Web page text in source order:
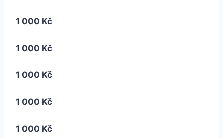
1 000 Kč
1 000 Kč
1 000 Kč
1 000 Kč
1 000 Kč